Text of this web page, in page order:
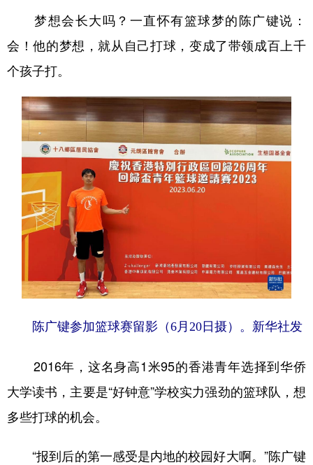
多语种频道
Deutsch Português
梦想会长大吗？一直怀有篮球梦的陈广键说：
会！他的梦想，就从自己打球，变成了带领成百上千
个孩子打。
陈广键参加篮球赛留影（6月20日摄）。新华社发
2016年，这名身高1米95的香港青年选择到华侨
大学读书，主要是“好钟意”学校实力强劲的篮球队，想
多些打球的机会。
“报到后的第一感受是内地的校园好大啊。”陈广键